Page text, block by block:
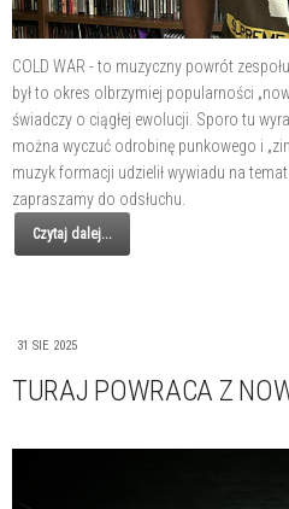
COLD WAR - to muzyczny powrót
był to okres olbrzymiej popularności
świadczy o ciągłej ewolucji. Sporo tu
można wyczuć odrobinę punkowego i
muzyk formacji udzielił wywiadu na
zapraszamy do odsłuchu.
Czytaj dalej...
31 SIE 2025
TURAJ POWRACA Z